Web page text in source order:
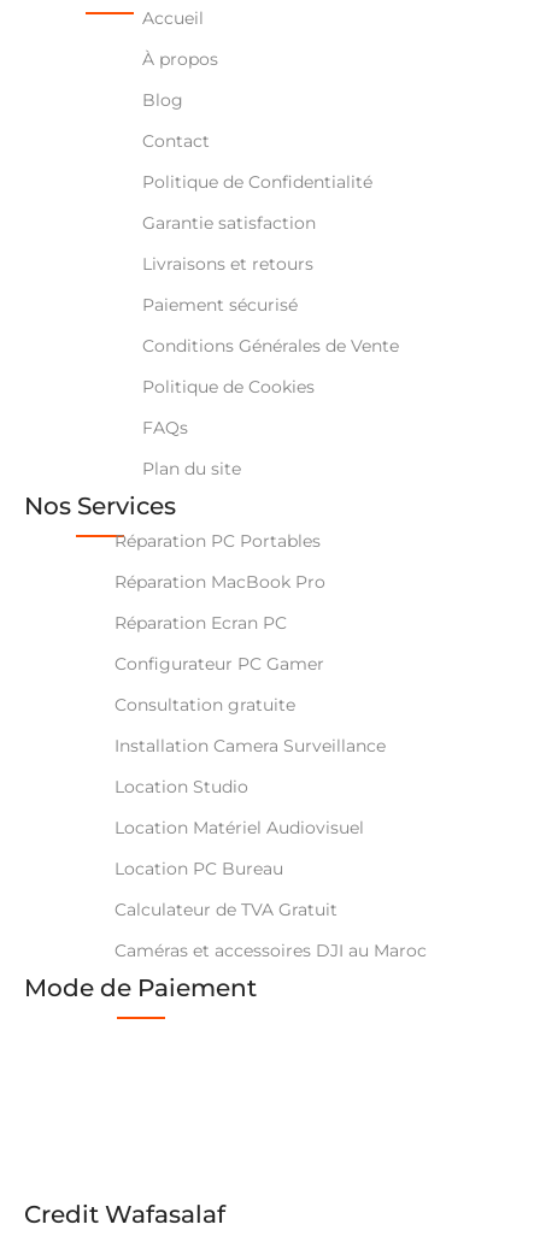
Accueil
À propos
Blog
Contact
Politique de Confidentialité
Garantie satisfaction
Livraisons et retours
Paiement sécurisé
Conditions Générales de Vente
Politique de Cookies
FAQs
Plan du site
Nos Services
Réparation PC Portables
Réparation MacBook Pro
Réparation Ecran PC
Configurateur PC Gamer
Consultation gratuite
Installation Camera Surveillance
Location Studio
Location Matériel Audiovisuel
Location PC Bureau
Calculateur de TVA Gratuit
Caméras et accessoires DJI au Maroc
Mode de Paiement
Credit Wafasalaf